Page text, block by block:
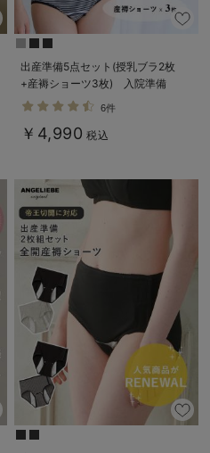
出産準備5点セット(授乳ブラ2枚
+産褥ショーツ3枚) 入院準備
6件
￥4,990 税込